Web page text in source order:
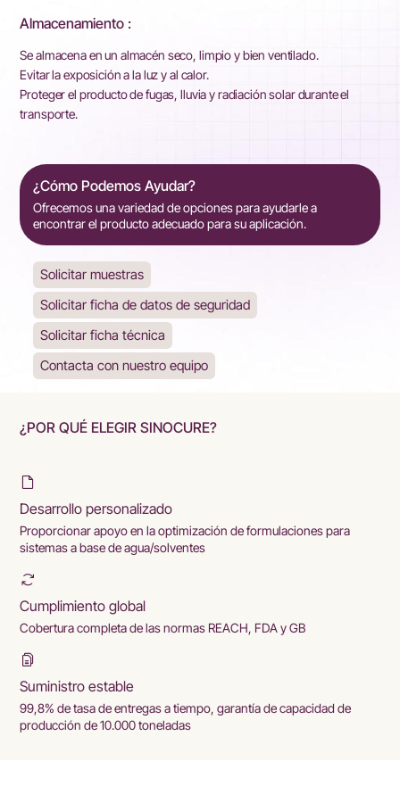
Almacenamiento :
Se almacena en un almacén seco, limpio y bien ventilado.
Evitar la exposición a la luz y al calor.
Proteger el producto de fugas, lluvia y radiación solar durante el
transporte.
¿Cómo Podemos Ayudar?
Ofrecemos una variedad de opciones para ayudarle a
encontrar el producto adecuado para su aplicación.
Solicitar muestras
Solicitar ficha de datos de seguridad
Solicitar ficha técnica
Contacta con nuestro equipo
¿POR QUÉ ELEGIR SINOCURE?
Desarrollo personalizado
Proporcionar apoyo en la optimización de formulaciones para
sistemas a base de agua/solventes
Cumplimiento global
Cobertura completa de las normas REACH, FDA y GB
Suministro estable
99,8% de tasa de entregas a tiempo, garantía de capacidad de
producción de 10.000 toneladas